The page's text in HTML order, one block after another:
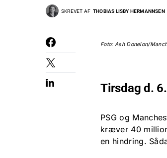
SKREVET AF THOBIAS LISBY HERMANNSEN
Foto: Ash Donelon/
Tirsdag d.
PSG og
kræver 40
en hindring.